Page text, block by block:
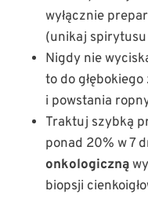
wyłącznie
(unikaj
Nigdy nie
to do
i powstania
Traktuj szybką
ponad 20% w 7
onkologiczną
biopsji